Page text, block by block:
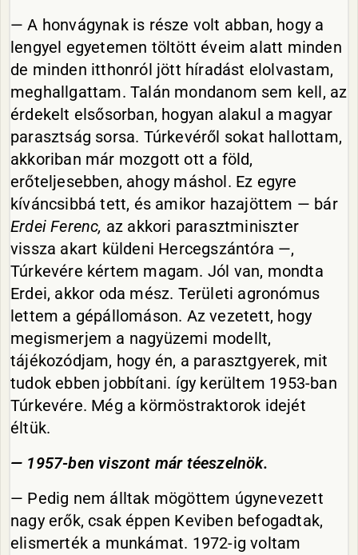
— A honvágynak is része volt abban, hogy a
lengyel egyetemen töltött éveim alatt minden
de minden itthonról jött híradást elolvastam,
meghallgattam. Talán mondanom sem kell, az
érdekelt elsősorban, hogyan alakul a magyar
parasztság sorsa. Túrkevéről sokat hallottam,
akkoriban már mozgott ott a föld,
erőteljesebben, ahogy máshol. Ez egyre
kíváncsibbá tett, és amikor hazajöttem — bár
Erdei Ferenc, az akkori parasztminiszter
vissza akart küldeni Hercegszántóra —,
Túrkevére kértem magam. Jól van, mondta
Erdei, akkor oda mész. Területi agronómus
lettem a gépállomáson. Az vezetett, hogy
megismerjem a nagyüzemi modellt,
tájékozódjam, hogy én, a parasztgyerek, mit
tudok ebben jobbítani. így kerültem 1953-ban
Túrkevére. Még a körmöstraktorok idejét
éltük.
— 1957-ben viszont már téeszelnök.
— Pedig nem álltak mögöttem úgynevezett
nagy erők, csak éppen Keviben befogadtak,
elismerték a munkámat. 1972-ig voltam